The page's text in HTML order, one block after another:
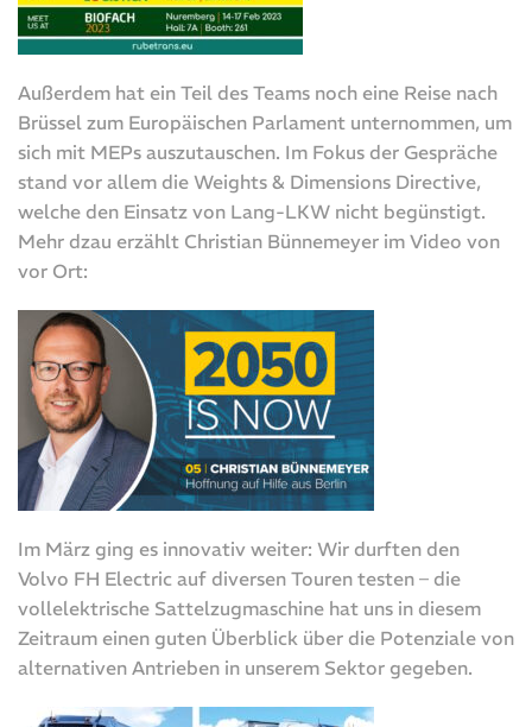
Außerdem hat ein Teil des Teams noch eine Reise nach
Brüssel zum Europäischen Parlament unternommen, um
sich mit MEPs auszutauschen. Im Fokus der Gespräche
stand vor allem die Weights & Dimensions Directive,
welche den Einsatz von Lang-LKW nicht begünstigt.
Mehr dzau erzählt Christian Bünnemeyer im Video von
vor Ort:
Im März ging es innovativ weiter: Wir durften den
Volvo FH Electric auf diversen Touren testen – die
vollelektrische Sattelzugmaschine hat uns in diesem
Zeitraum einen guten Überblick über die Potenziale von
alternativen Antrieben in unserem Sektor gegeben.